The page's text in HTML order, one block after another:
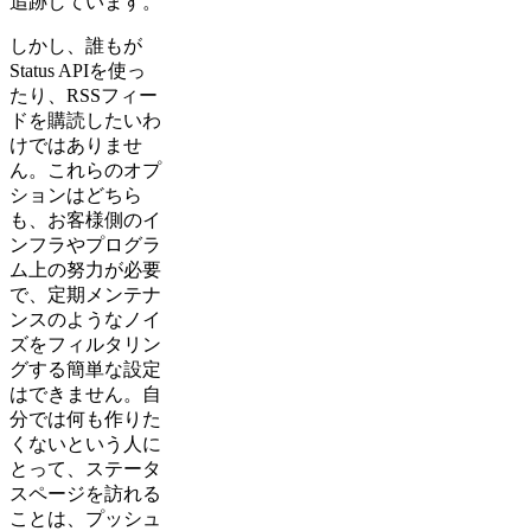
しかし、誰もが
Status APIを使っ
たり、RSSフィー
ドを購読したいわ
けではありませ
ん。これらのオプ
ションはどちら
も、お客様側のイ
ンフラやプログラ
ム上の努力が必要
で、定期メンテナ
ンスのようなノイ
ズをフィルタリン
グする簡単な設定
はできません。自
分では何も作りた
くないという人に
とって、ステータ
スページを訪れる
ことは、プッシュ